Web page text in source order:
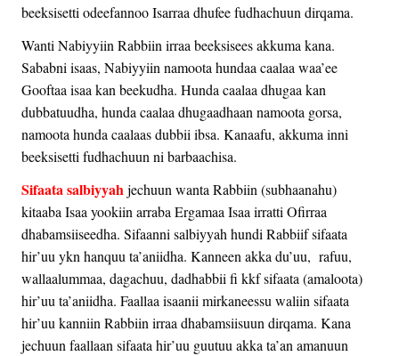
beeksisetti odeefannoo Isarraa dhufee fudhachuun dirqama.
Wanti Nabiyyiin Rabbiin irraa beeksisees akkuma kana.
Sababni isaas, Nabiyyiin namoota hundaa caalaa waa’ee
Gooftaa isaa kan beekudha. Hunda caalaa dhugaa kan
dubbatuudha, hunda caalaa dhugaadhaan namoota gorsa,
namoota hunda caalaas dubbii ibsa. Kanaafu, akkuma inni
beeksisetti fudhachuun ni barbaachisa.
Sifaata salbiyyah jechuun wanta Rabbiin (subhaanahu)
kitaaba Isaa yookiin arraba Ergamaa Isaa irratti Ofirraa
dhabamsiiseedha. Sifaanni salbiyyah hundi Rabbiif sifaata
hir’uu ykn hanquu ta’aniidha. Kanneen akka du’uu, rafuu,
wallaalummaa, dagachuu, dadhabbii fi kkf sifaata (amaloota)
hir’uu ta’aniidha. Faallaa isaanii mirkaneessu waliin sifaata
hir’uu kanniin Rabbiin irraa dhabamsiisuun dirqama. Kana
jechuun faallaan sifaata hir’uu guutuu akka ta’an amanuun